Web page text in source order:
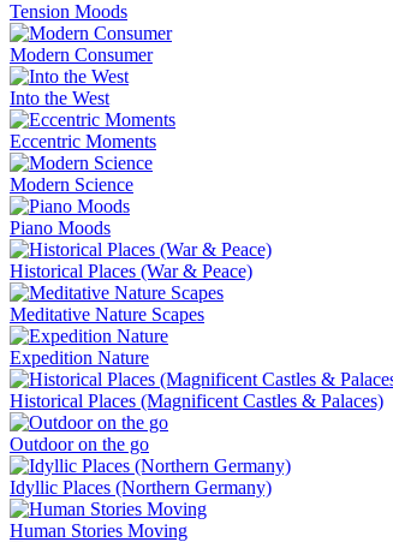
Tension Moods
Modern Consumer
Into the West
Eccentric Moments
Modern Science
Piano Moods
Historical Places (War & Peace)
Meditative Nature Scapes
Expedition Nature
Historical Places (Magnificent Castles & Palaces)
Outdoor on the go
Idyllic Places (Northern Germany)
Human Stories Moving